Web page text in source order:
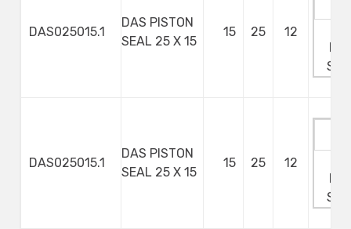
DAS025015.1
DAS PISTON
SEAL 25 X 15
15 25 12
DAS025015.1
DAS PISTON
SEAL 25 X 15
15 25 12